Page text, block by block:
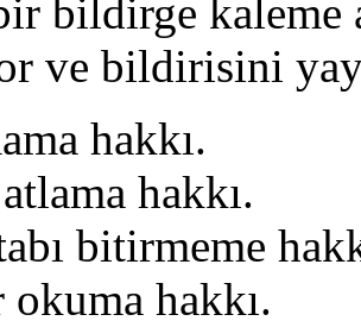
bildirge kaleme
ve bildirisini
hakkı.
hakkı.
bitirmeme
okuma hakkı.